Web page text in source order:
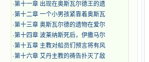
·第十一章 出现在奥斯瓦尔德王的遗
·第十二章 一个小男孩紧靠着奥斯瓦
·第十三章 奥斯瓦尔德的遗物在爱尔
·第十四章 波莱纳斯死后，伊撒马尔
·第十五章 主教对船员们预言将有风
·第十六章 艾丹主教的祷告扑灭了敌